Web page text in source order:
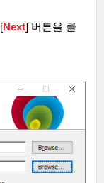
[Next] 버튼을 클